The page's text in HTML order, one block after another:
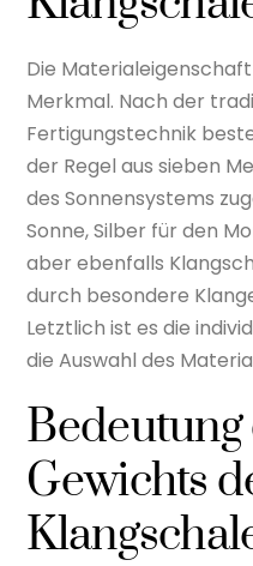
Die
Merkmal. Nach der
Fertigungstechnik
der Regel aus sieben
des Sonnensystems
Sonne, Silber für den
aber ebenfalls
durch besondere
Letztlich ist es die
die Auswahl des
Bedeutung
Gewichts